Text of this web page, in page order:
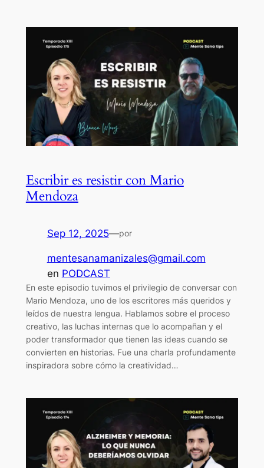
Escribir es resistir con Mario
Mendoza
Sep 12, 2025—por
mentesanamanizales@gmail.com
en PODCAST
En este episodio tuvimos el privilegio de conversar con
Mario Mendoza, uno de los escritores más queridos y
leídos de nuestra lengua. Hablamos sobre el proceso
creativo, las luchas internas que lo acompañan y el
poder transformador que tienen las ideas cuando se
convierten en historias. Fue una charla profundamente
inspiradora sobre cómo la creatividad…